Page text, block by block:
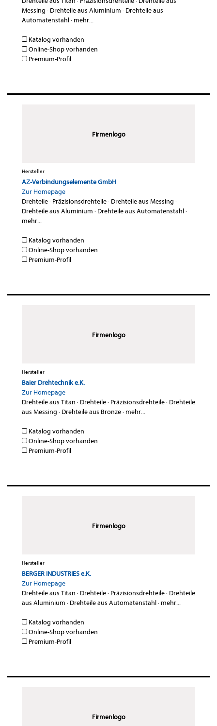
Messing · Drehteile aus Aluminium · Drehteile aus
Automatenstahl· mehr...
Katalog vorhanden
Online-Shop vorhanden
Premium-Profil
Firmenlogo
Hersteller
AZ-Verbindungselemente GmbH
Zur Homepage
Drehteile· Präzisionsdrehteile· Drehteile aus Messing ·
Drehteile aus Aluminium · Drehteile aus Automatenstahl·
mehr...
Katalog vorhanden
Online-Shop vorhanden
Premium-Profil
Firmenlogo
Hersteller
Baier Drehtechnik e.K.
Zur Homepage
Drehteile aus Titan · Drehteile· Präzisionsdrehteile· Drehteile
aus Messing · Drehteile aus Bronze· mehr...
Katalog vorhanden
Online-Shop vorhanden
Premium-Profil
Firmenlogo
Hersteller
BERGER INDUSTRIES e.K.
Zur Homepage
Drehteile aus Titan · Drehteile· Präzisionsdrehteile· Drehteile
aus Aluminium · Drehteile aus Automatenstahl· mehr...
Katalog vorhanden
Online-Shop vorhanden
Premium-Profil
Firmenlogo